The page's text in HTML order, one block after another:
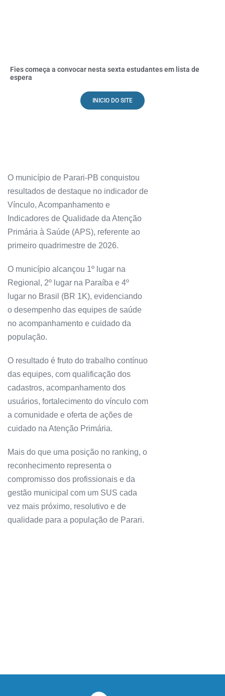
Fies começa a convocar nesta sexta estudantes em lista de
espera
INICIO DO SITE
O município de Parari-PB conquistou
resultados de destaque no indicador de
Vínculo, Acompanhamento e
Indicadores de Qualidade da Atenção
Primária à Saúde (APS), referente ao
primeiro quadrimestre de 2026.
O município alcançou 1º lugar na
Regional, 2º lugar na Paraíba e 4º
lugar no Brasil (BR 1K), evidenciando
o desempenho das equipes de saúde
no acompanhamento e cuidado da
população.
O resultado é fruto do trabalho contínuo
das equipes, com qualificação dos
cadastros, acompanhamento dos
usuários, fortalecimento do vínculo com
a comunidade e oferta de ações de
cuidado na Atenção Primária.
Mais do que uma posição no ranking, o
reconhecimento representa o
compromisso dos profissionais e da
gestão municipal com um SUS cada
vez mais próximo, resolutivo e de
qualidade para a população de Parari.